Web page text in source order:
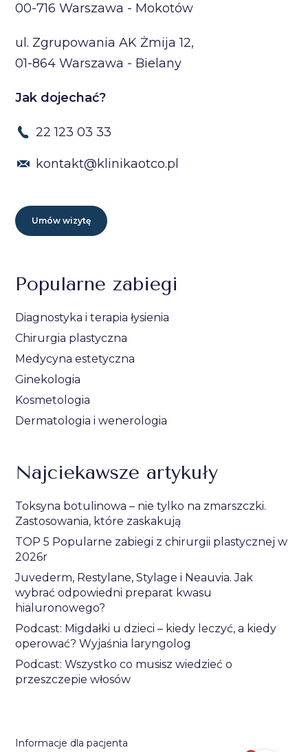
00-716 Warszawa - Mokotów
ul. Zgrupowania AK Żmija 12,
01-864 Warszawa - Bielany
Jak dojechać?
22 123 03 33
kontakt@klinikaotco.pl
Umów wizytę
Popularne zabiegi
Diagnostyka i terapia łysienia
Chirurgia plastyczna
Medycyna estetyczna
Ginekologia
Kosmetologia
Dermatologia i wenerologia
Najciekawsze artykuły
Toksyna botulinowa – nie tylko na zmarszczki.
Zastosowania, które zaskakują
TOP 5 Popularne zabiegi z chirurgii plastycznej w
2026r
Juvederm, Restylane, Stylage i Neauvia. Jak
wybrać odpowiedni preparat kwasu
hialuronowego?
Podcast: Migdałki u dzieci – kiedy leczyć, a kiedy
operować? Wyjaśnia laryngolog
Podcast: Wszystko co musisz wiedzieć o
przeszczepie włosów
Informacje dla pacjenta